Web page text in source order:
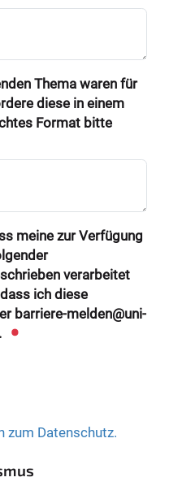
Thema waren für
diese in einem
Format bitte
meine zur Verfügung
verarbeitet
ich diese
barriere-melden@uni-
zum Datenschutz.